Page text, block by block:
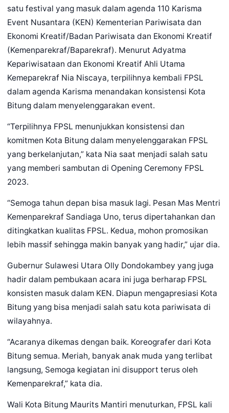
satu festival yang masuk dalam agenda 110 Karisma
Event Nusantara (KEN) Kementerian Pariwisata dan
Ekonomi Kreatif/Badan Pariwisata dan Ekonomi Kreatif
(Kemenparekraf/Baparekraf). Menurut Adyatma
Kepariwisataan dan Ekonomi Kreatif Ahli Utama
Kemeparekraf Nia Niscaya, terpilihnya kembali FPSL
dalam agenda Karisma menandakan konsistensi Kota
Bitung dalam menyelenggarakan event.
“Terpilihnya FPSL menunjukkan konsistensi dan
komitmen Kota Bitung dalam menyelenggarakan FPSL
yang berkelanjutan,” kata Nia saat menjadi salah satu
yang memberi sambutan di Opening Ceremony FPSL
2023.
“Semoga tahun depan bisa masuk lagi. Pesan Mas Mentri
Kemenparekraf Sandiaga Uno, terus dipertahankan dan
ditingkatkan kualitas FPSL. Kedua, mohon promosikan
lebih massif sehingga makin banyak yang hadir,” ujar dia.
Gubernur Sulawesi Utara Olly Dondokambey yang juga
hadir dalam pembukaan acara ini juga berharap FPSL
konsisten masuk dalam KEN. Diapun mengapresiasi Kota
Bitung yang bisa menjadi salah satu kota pariwisata di
wilayahnya.
“Acaranya dikemas dengan baik. Koreografer dari Kota
Bitung semua. Meriah, banyak anak muda yang terlibat
langsung, Semoga kegiatan ini disupport terus oleh
Kemenparekraf,” kata dia.
Wali Kota Bitung Maurits Mantiri menuturkan, FPSL kali